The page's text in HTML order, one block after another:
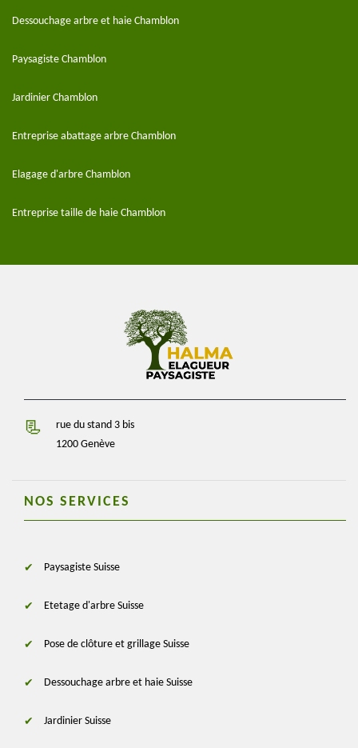
Dessouchage arbre et haie Chamblon
Paysagiste Chamblon
Jardinier Chamblon
Entreprise abattage arbre Chamblon
Elagage d'arbre Chamblon
Entreprise taille de haie Chamblon
rue du stand 3 bis
1200 Genève
NOS SERVICES
Paysagiste Suisse
Etetage d'arbre Suisse
Pose de clôture et grillage Suisse
Dessouchage arbre et haie Suisse
Jardinier Suisse